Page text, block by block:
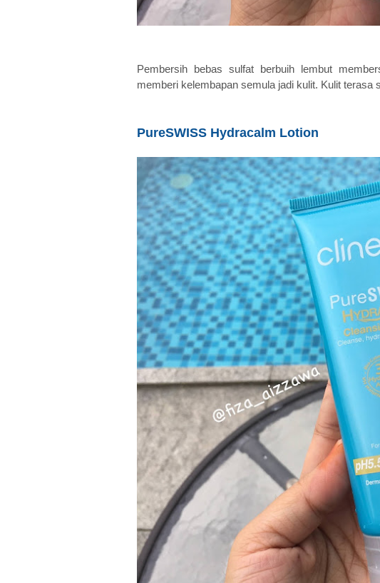
Pembersih bebas sulfat berbuih lembut
memberi kelembapan semula jadi kulit. Kulit terasa
PureSWISS Hydracalm Lotion